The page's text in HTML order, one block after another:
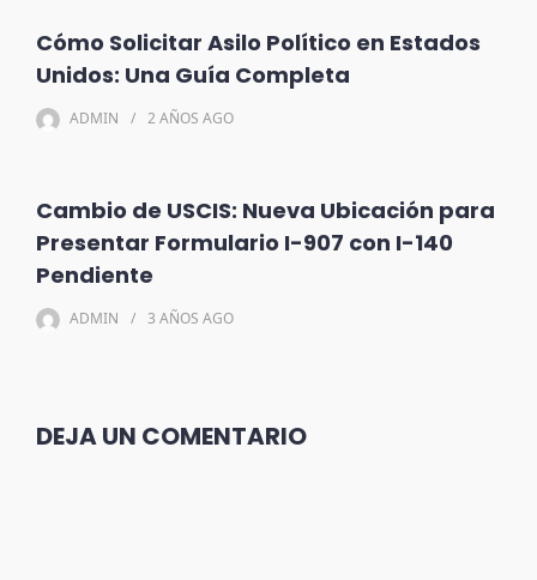
Cómo Solicitar Asilo Político en Estados
Unidos: Una Guía Completa
ADMIN 2 AÑOS AGO
Cambio de USCIS: Nueva Ubicación para
Presentar Formulario I-907 con I-140
Pendiente
ADMIN 3 AÑOS AGO
DEJA UN COMENTARIO